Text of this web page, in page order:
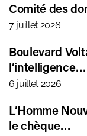
Comité des
7 juillet 2026
Boulevard
l’intelligence…
6 juillet 2026
L’Homme
le chèque…